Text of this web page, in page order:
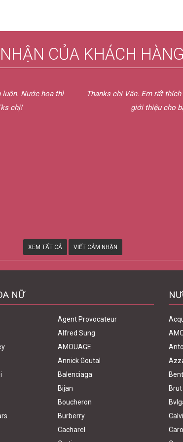
CỦA KHÁCH HÀNG
khách. Em sẽ
chị.
Hôm qua em nhận được
chừng. Mẫu thử chị gửi em
XEM TẤT CẢ VIẾT CẢM NHẬN
NỮ
Agent Provocateur
Alfred Sung
AMOUAGE
Annick Goutal
Balenciaga
Bijan
Boucheron
Burberry
Cacharel
Brut